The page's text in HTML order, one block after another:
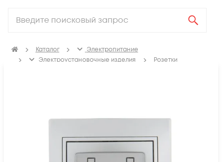
Каталог
Электропитание
Электроустановочные изделия
Розетки